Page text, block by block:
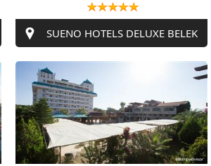
BİLGİ-REZERVASYON İÇİN İLETİŞİME GEÇİNİZ
ULTRA HERŞEY DAHİL
%40 Özel İndirim